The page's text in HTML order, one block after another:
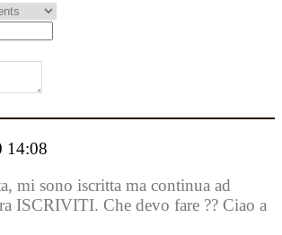
14:08
mi sono iscritta ma continua ad
ISCRIVITI. Che devo fare ?? Ciao a